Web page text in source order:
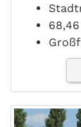
68,46